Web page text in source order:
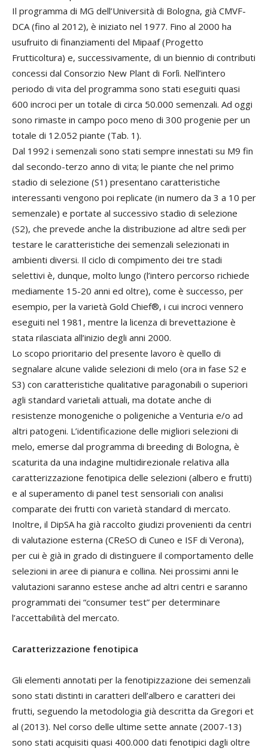
Il programma di MG dell’Università di Bologna, già CMVF-
DCA (fino al 2012), è iniziato nel 1977. Fino al 2000 ha
usufruito di finanziamenti del Mipaaf (Progetto
Frutticoltura) e, successivamente, di un biennio di contributi
concessi dal Consorzio New Plant di Forlì. Nell’intero
periodo di vita del programma sono stati eseguiti quasi
600 incroci per un totale di circa 50.000 semenzali. Ad oggi
sono rimaste in campo poco meno di 300 progenie per un
totale di 12.052 piante (Tab. 1).
Dal 1992 i semenzali sono stati sempre innestati su M9 fin
dal secondo-terzo anno di vita; le piante che nel primo
stadio di selezione (S1) presentano caratteristiche
interessanti vengono poi replicate (in numero da 3 a 10 per
semenzale) e portate al successivo stadio di selezione
(S2), che prevede anche la distribuzione ad altre sedi per
testare le caratteristiche dei semenzali selezionati in
ambienti diversi. Il ciclo di compimento dei tre stadi
selettivi è, dunque, molto lungo (l’intero percorso richiede
mediamente 15-20 anni ed oltre), come è successo, per
esempio, per la varietà Gold Chief®, i cui incroci vennero
eseguiti nel 1981, mentre la licenza di brevettazione è
stata rilasciata all’inizio degli anni 2000.
Lo scopo prioritario del presente lavoro è quello di
segnalare alcune valide selezioni di melo (ora in fase S2 e
S3) con caratteristiche qualitative paragonabili o superiori
agli standard varietali attuali, ma dotate anche di
resistenze monogeniche o poligeniche a Venturia e/o ad
altri patogeni. L’identificazione delle migliori selezioni di
melo, emerse dal programma di breeding di Bologna, è
scaturita da una indagine multidirezionale relativa alla
caratterizzazione fenotipica delle selezioni (albero e frutti)
e al superamento di panel test sensoriali con analisi
comparate dei frutti con varietà standard di mercato.
Inoltre, il DipSA ha già raccolto giudizi provenienti da centri
di valutazione esterna (CReSO di Cuneo e ISF di Verona),
per cui è già in grado di distinguere il comportamento delle
selezioni in aree di pianura e collina. Nei prossimi anni le
valutazioni saranno estese anche ad altri centri e saranno
programmati dei “consumer test” per determinare
l’accettabilità del mercato.
Caratterizzazione fenotipica
Gli elementi annotati per la fenotipizzazione dei semenzali
sono stati distinti in caratteri dell’albero e caratteri dei
frutti, seguendo la metodologia già descritta da Gregori et
al (2013). Nel corso delle ultime sette annate (2007-13)
sono stati acquisiti quasi 400.000 dati fenotipici dagli oltre